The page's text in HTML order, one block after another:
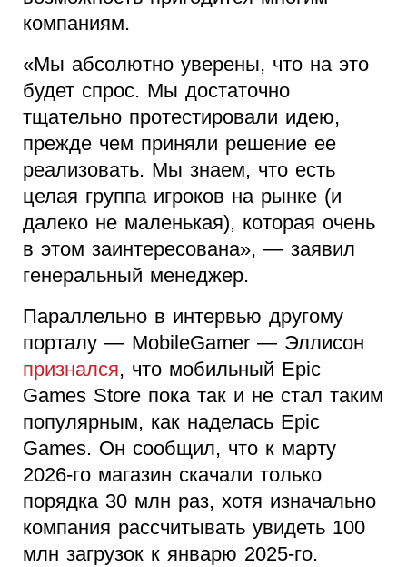
компаниям.
«Мы абсолютно уверены, что на это
будет спрос. Мы достаточно
тщательно протестировали идею,
прежде чем приняли решение ее
реализовать. Мы знаем, что есть
целая группа игроков на рынке (и
далеко не маленькая), которая очень
в этом заинтересована», — заявил
генеральный менеджер.
Параллельно в интервью другому
порталу — MobileGamer — Эллисон
признался, что мобильный Epic
Games Store пока так и не стал таким
популярным, как наделась Epic
Games. Он сообщил, что к марту
2026-го магазин скачали только
порядка 30 млн раз, хотя изначально
компания рассчитывать увидеть 100
млн загрузок к январю 2025-го.